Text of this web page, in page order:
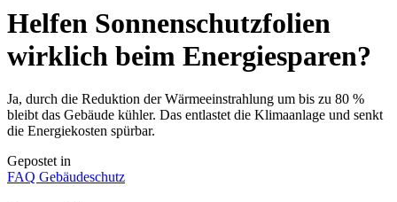
Helfen Sonnenschutzfolien
wirklich beim Energiesparen?
Ja, durch die Reduktion der Wärmeeinstrahlung um bis zu 80 %
bleibt das Gebäude kühler. Das entlastet die Klimaanlage und senkt
die Energiekosten spürbar.
Gepostet in
FAQ Gebäudeschutz